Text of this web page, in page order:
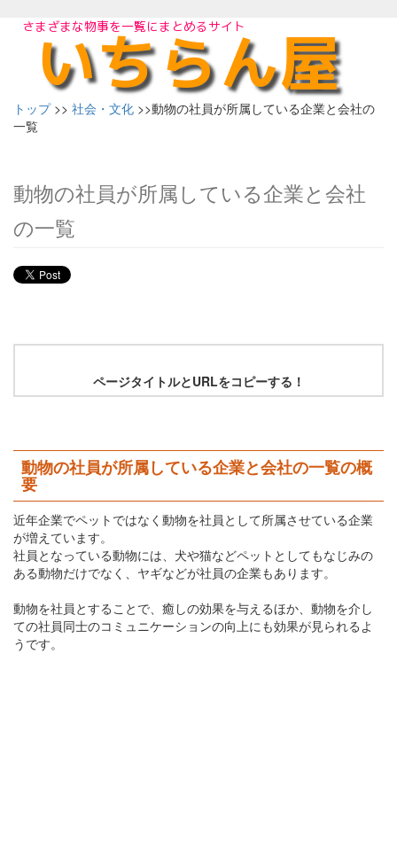
トップ >> 社会・文化 >>動物の社員が所属している企業と会社の
一覧
動物の社員が所属している企業と会社
の一覧
ページタイトルとURLをコピーする！
動物の社員が所属している企業と会社の一覧の概
要
近年企業でペットではなく動物を社員として所属させている企業
が増えています。
社員となっている動物には、犬や猫などペットとしてもなじみの
ある動物だけでなく、ヤギなどが社員の企業もあります。
動物を社員とすることで、癒しの効果を与えるほか、動物を介し
ての社員同士のコミュニケーションの向上にも効果が見られるよ
うです。